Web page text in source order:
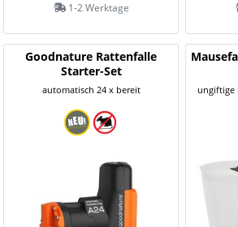
1-2 Werktage
Goodnature Rattenfalle
Starter-Set
automatisch 24 x bereit
ungiftige